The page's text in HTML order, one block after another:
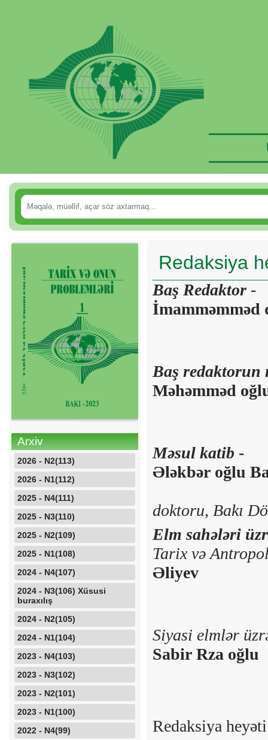
Arxiv
2026 - N2(113)
2026 - N1(112)
2025 - N4(111)
2025 - N3(110)
2025 - N2(109)
2025 - N1(108)
2024 - N4(107)
2024 - N3(106) Xüsusi
buraxılış
2024 - N2(105)
2024 - N1(104)
2023 - N4(103)
2023 - N3(102)
2023 - N2(101)
2023 - N1(100)
2022 - N4(99)
Redaksiya
Baş Redaktor
İmamməmməd
Baş redaktorun
Məhəmməd
Məsul katib
Ələkbər oğlu
doktoru, Bakı
Elm sahələri
Tarix və
Əliyev
Siyasi elmlər
Sabir Rza oğlu
Redaksiya